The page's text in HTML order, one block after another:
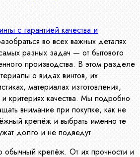
с гарантией качества и
во всех важных деталях
разных задач — от бытового
производства. В этом разделе
о видах винтов, их
материалах изготовления,
критериях качества. Мы подробно
внимание при покупке, как не
крепёж и выбрать именно те
долго и не подведут.
обычный крепёж. От их прочности и